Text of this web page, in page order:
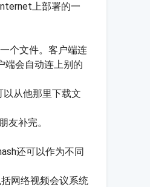
上部署的一
个文件。客户端连
端会自动连上别的
从他那里下载文
友补完。
还可以作为不同
网络视频会议系统